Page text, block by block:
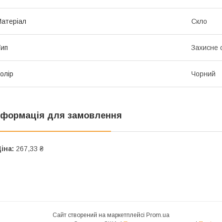
Скло
Захисне
Чорний
для замовлення
267,33 ₴
Сайт створений на маркетплейсі Prom.ua